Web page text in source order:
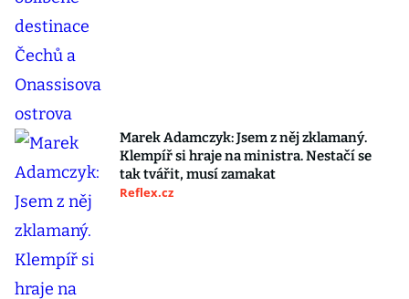
Marek Adamczyk: Jsem z něj zklamaný.
Klempíř si hraje na ministra. Nestačí se
tak tvářit, musí zamakat
Reflex.cz